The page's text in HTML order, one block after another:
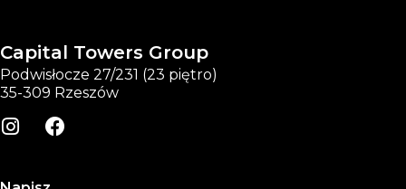
Capital Towers Group
Podwisłocze 27/231 (23 piętro)
35-309 Rzeszów